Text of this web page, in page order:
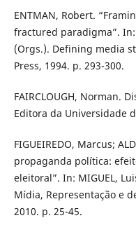
ENTMAN, Robert.
fractured paradigma”. In:
(Orgs.). Defining media
Press, 1994. p. 293-300.
FAIRCLOUGH, Norman.
Editora da Universidade
FIGUEIREDO, Marcus;
propaganda política:
eleitoral”. In: MIGUEL,
Mídia, Representação e
2010. p. 25-45.